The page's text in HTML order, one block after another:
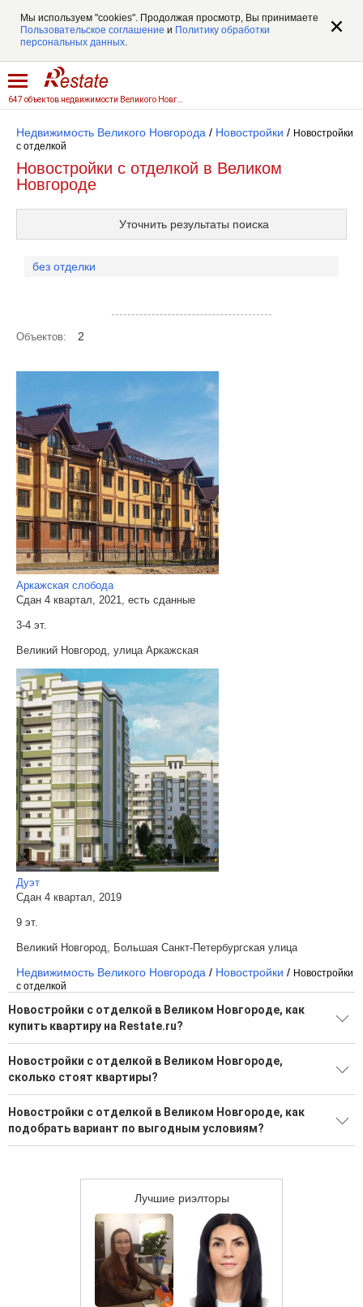
Мы используем "cookies". Продолжая просмотр, Вы принимаете
Пользовательское соглашение и Политику обработки
персональных данных.
Недвижимость Великого Новгорода / Новостройки / Новостройки
c отделкой
Новостройки c отделкой в Великом
Новгороде
Уточнить результаты поиска
без отделки
Объектов: 2
Аркажская слобода
Сдан 4 квартал, 2021, есть сданные
3-4 эт.
Великий Новгород, улица Аркажская
Дуэт
Сдан 4 квартал, 2019
9 эт.
Великий Новгород, Большая Санкт-Петербургская улица
Недвижимость Великого Новгорода / Новостройки / Новостройки
c отделкой
Новостройки с отделкой в Великом Новгороде, как
купить квартиру на Restate.ru?
Новгороде от застройщика на Restate.ru
Воспользуйтесь нашим поиском по новостройкам, для
подбора подходящего вам варианта
Новостройки с отделкой в Великом Новгороде,
сколько стоят квартиры?
Новостройки с отделкой в Великом Новгороде, как
подобрать вариант по выгодным условиям?
Выгодные ипотечные программы в банках Великого
Лучшие риэлторы